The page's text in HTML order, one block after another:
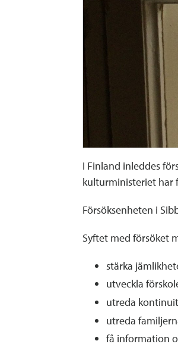
I Finland inleddes
kulturministeriet har
Försöksenheten i
Syftet med försöket
stärka
utveckla
utreda
utreda
få information